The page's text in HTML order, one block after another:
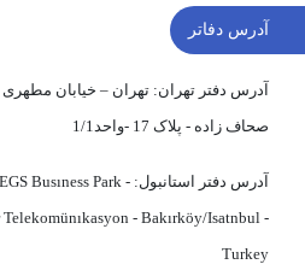
آدرس دفاتر
آدرس دفتر تهران: تهران – خیابان مطهری
صحاف زاده - پلاک 17 -واحد1/1
آدرس دفتر استانبول: Busıness Park -
- Bakırköy/Isatnbul -
Turkey